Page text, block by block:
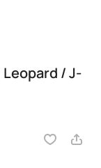
/ J-